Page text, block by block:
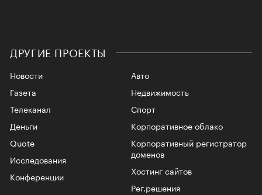
ДРУГИЕ ПРОЕКТЫ
Новости
Газета
Телеканал
Авто
Недвижимость
Спорт
Корпоративное облако
Корпоративный регистратор
доменов
Хостинг сайтов
Рег.решения
Деньги
Quote
Исследования
Конференции